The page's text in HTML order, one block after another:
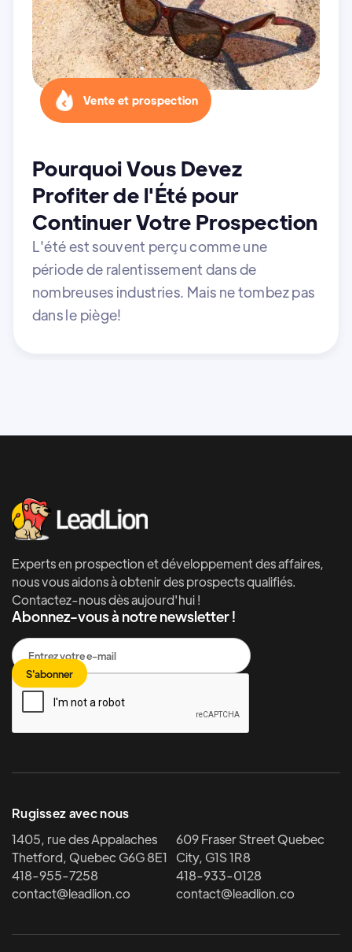
Vente et prospection
Pourquoi Vous Devez
Profiter de l'Été pour
Continuer Votre Prospection
L'été est souvent perçu comme une
période de ralentissement dans de
nombreuses industries. Mais ne tombez pas
dans le piège!
Experts en prospection et développement des affaires,
nous vous aidons à obtenir des prospects qualifiés.
Contactez-nous dès aujourd'hui !
Abonnez-vous à notre newsletter !
Rugissez avec nous
1405, rue des Appalaches
Thetford, Quebec G6G 8E1
418-955-7258
contact@leadlion.co
609 Fraser Street Quebec
City, G1S 1R8
418-933-0128
contact@leadlion.co